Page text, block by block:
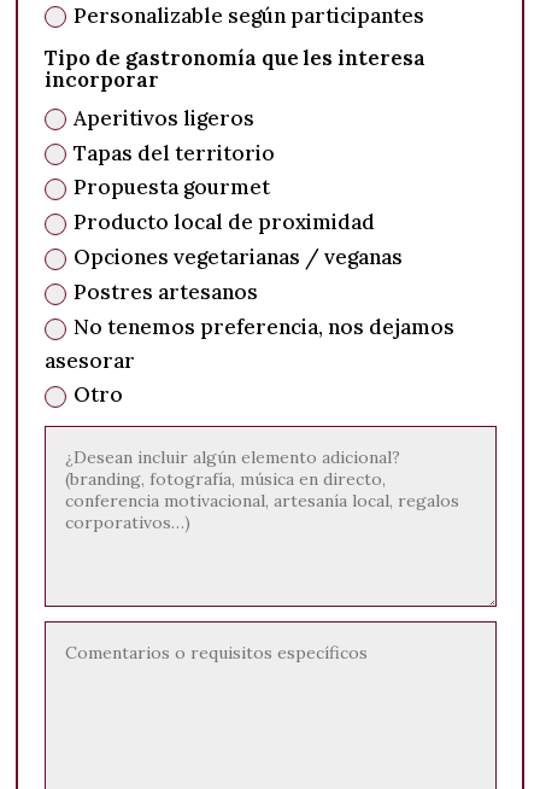
Personalizable según participantes
Tipo de gastronomía que les interesa
incorporar
Aperitivos ligeros
Tapas del territorio
Propuesta gourmet
Producto local de proximidad
Opciones vegetarianas / veganas
Postres artesanos
No tenemos preferencia, nos dejamos
asesorar
Otro